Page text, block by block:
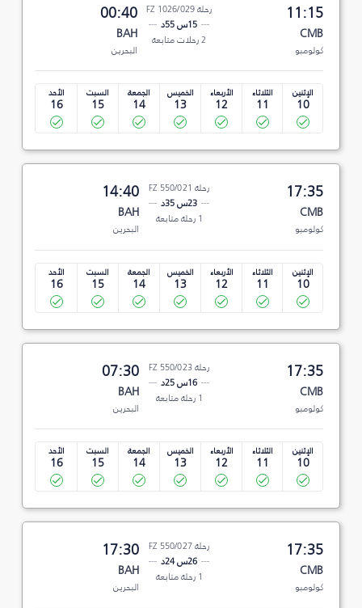
11:15
CMB
كولومبو
رحلة FZ 1026/029
15س 55د
2 رحلات متابعة
00:40
BAH
البحرين
الإثنين
10
الثلاثاء
11
الأربعاء
12
الخميس
13
الجمعة
14
السبت
15
الأحد
16
17:35
CMB
كولومبو
رحلة FZ 550/021
23س 35د
1 رحلة متابعة
14:40
BAH
البحرين
الإثنين
10
الثلاثاء
11
الأربعاء
12
الخميس
13
الجمعة
14
السبت
15
الأحد
16
17:35
CMB
كولومبو
رحلة FZ 550/023
16س 25د
1 رحلة متابعة
07:30
BAH
البحرين
الإثنين
10
الثلاثاء
11
الأربعاء
12
الخميس
13
الجمعة
14
السبت
15
الأحد
16
17:35
CMB
كولومبو
رحلة FZ 550/027
26س 24د
1 رحلة متابعة
17:30
BAH
البحرين